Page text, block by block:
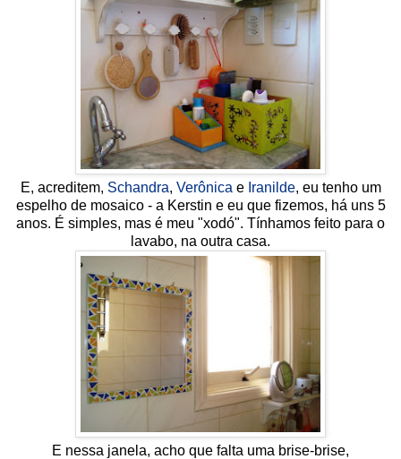
E, acreditem, Schandra, Verônica e Iranilde, eu tenho um
espelho de mosaico - a Kerstin e eu que fizemos, há uns 5
anos. É simples, mas é meu "xodó". Tínhamos feito para o
lavabo, na outra casa.
E nessa janela, acho que falta uma brise-brise,